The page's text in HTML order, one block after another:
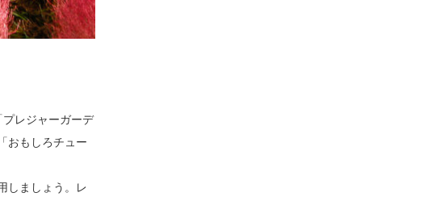
レジャーガーデ
おもしろチュー
しましょう。レ